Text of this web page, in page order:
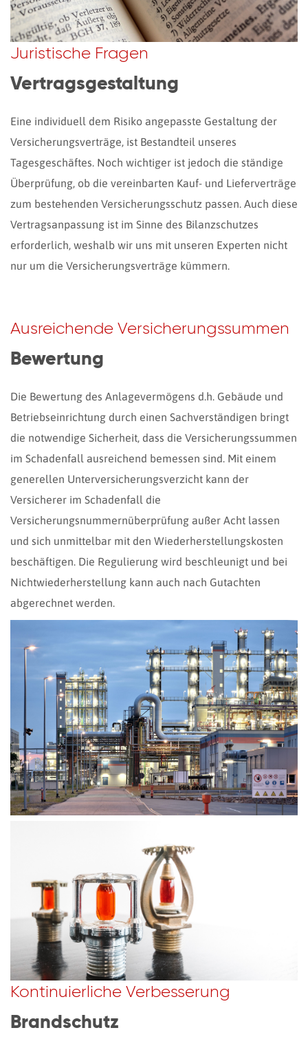
Juristische Fragen
Vertragsgestaltung
Eine individuell dem Risiko angepasste Gestaltung der
Versicherungsverträge, ist Bestandteil unseres
Tagesgeschäftes. Noch wichtiger ist jedoch die ständige
Überprüfung, ob die vereinbarten Kauf- und Lieferverträge
zum bestehenden Versicherungsschutz passen. Auch diese
Vertragsanpassung ist im Sinne des Bilanzschutzes
erforderlich, weshalb wir uns mit unseren Experten nicht
nur um die Versicherungsverträge kümmern.
Ausreichende Versicherungssummen
Bewertung
Die Bewertung des Anlagevermögens d.h. Gebäude und
Betriebseinrichtung durch einen Sachverständigen bringt
die notwendige Sicherheit, dass die Versicherungssummen
im Schadenfall ausreichend bemessen sind. Mit einem
generellen Unterversicherungsverzicht kann der
Versicherer im Schadenfall die
Versicherungsnummernüberprüfung außer Acht lassen
und sich unmittelbar mit den Wiederherstellungskosten
beschäftigen. Die Regulierung wird beschleunigt und bei
Nichtwiederherstellung kann auch nach Gutachten
abgerechnet werden.
Kontinuierliche Verbesserung
Brandschutz